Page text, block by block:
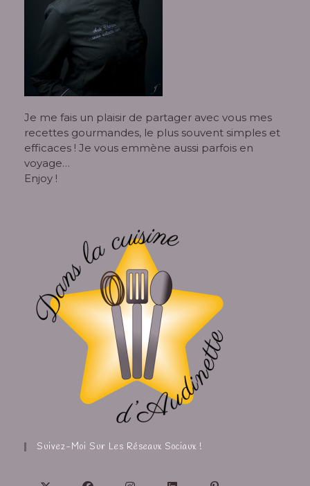
Je me fais un plaisir de partager avec vous mes
recettes gourmandes, le plus souvent simples et
efficaces ! Je vous emmène aussi parfois en
voyage…
Enjoy !
Suivez-Moi Sur Les Réseaux Sociaux !